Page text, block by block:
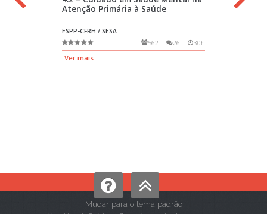
Mudar para o tema padrão